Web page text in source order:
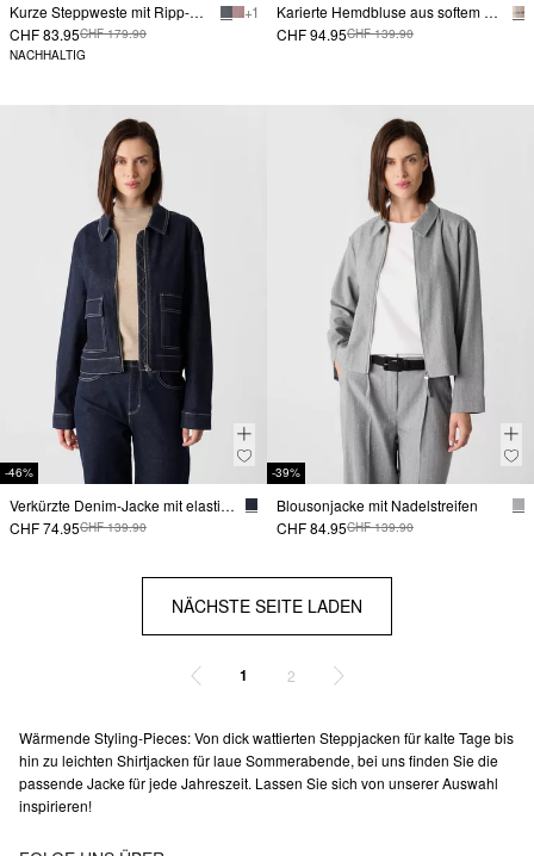
Kurze Steppweste mit Ripp-Stehkragen
+ 1
CHF 83.95CHF 179.90
NACHHALTIG
Karierte Hemdbluse aus softem Scuba-Stoff
CHF 94.95CHF 139.90
-46%
Verkürzte Denim-Jacke mit elastischem Rückensaum
CHF 74.95CHF 139.90
-39%
Blousonjacke mit Nadelstreifen
CHF 84.95CHF 139.90
NÄCHSTE SEITE LADEN
1 2
Wärmende Styling-Pieces: Von dick wattierten Steppjacken für kalte Tage bis
hin zu leichten Shirtjacken für laue Sommerabende, bei uns finden Sie die
passende Jacke für jede Jahreszeit. Lassen Sie sich von unserer Auswahl
inspirieren!